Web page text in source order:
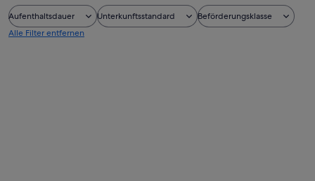
Aufenthaltsdauer Unterkunftsstandard
Beförderungsklasse
Alle Filter entfernen